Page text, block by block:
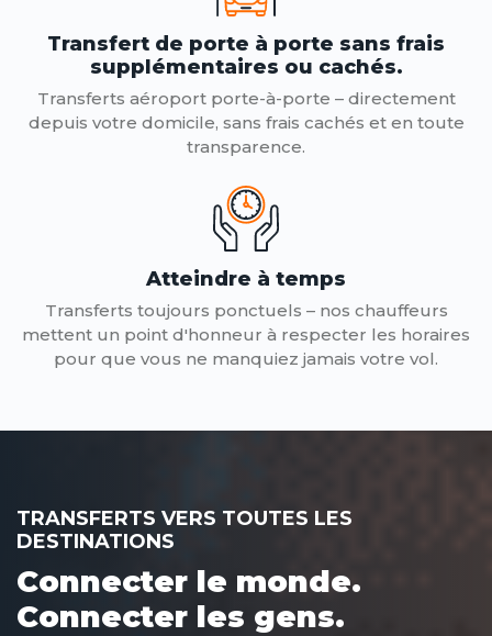
Transfert de porte à porte sans frais
supplémentaires ou cachés.
Transferts aéroport porte-à-porte – directement
depuis votre domicile, sans frais cachés et en toute
transparence.
Atteindre à temps
Transferts toujours ponctuels – nos chauffeurs
mettent un point d'honneur à respecter les horaires
pour que vous ne manquiez jamais votre vol.
TRANSFERTS VERS TOUTES LES
DESTINATIONS
Connecter le monde.
Connecter les gens.